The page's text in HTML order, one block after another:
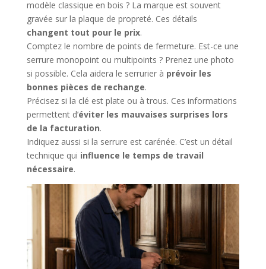
modèle classique en bois ? La marque est souvent
gravée sur la plaque de propreté. Ces détails
changent tout pour le prix.
Comptez le nombre de points de fermeture. Est-ce une
serrure monopoint ou multipoints ? Prenez une photo
si possible. Cela aidera le serrurier à prévoir les
bonnes pièces de rechange.
Précisez si la clé est plate ou à trous. Ces informations
permettent d’éviter les mauvaises surprises lors
de la facturation.
Indiquez aussi si la serrure est carénée. C’est un détail
technique qui influence le temps de travail
nécessaire.